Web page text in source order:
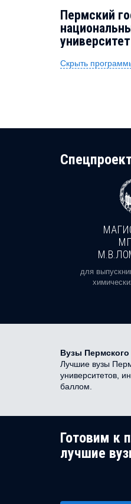
Пермский
университет
Скрыть
для
Вузы
Лучшие вузы
университетов,
баллом.
Готовим к
лучшие